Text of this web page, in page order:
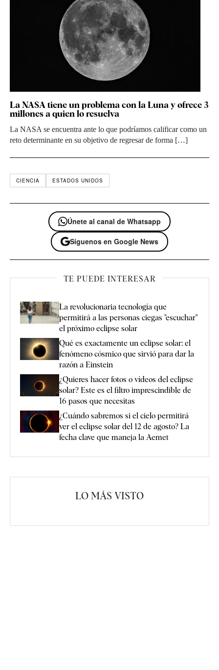
La NASA tiene un problema con la Luna y ofrece 3
millones a quien lo resuelva
La NASA se encuentra ante lo que podríamos calificar como un
reto determinante en su objetivo de regresar de forma […]
CIENCIA ESTADOS UNIDOS
Únete al canal de Whatsapp
Síguenos en Google News
TE PUEDE INTERESAR
La revolucionaria tecnología que
permitirá a las personas ciegas "escuchar"
el próximo eclipse solar
Qué es exactamente un eclipse solar: el
fenómeno cósmico que sirvió para dar la
razón a Einstein
¿Quieres hacer fotos o vídeos del eclipse
solar? Este es el filtro imprescindible de
16 pasos que necesitas
¿Cuándo sabremos si el cielo permitirá
ver el eclipse solar del 12 de agosto? La
fecha clave que maneja la Aemet
LO MÁS VISTO